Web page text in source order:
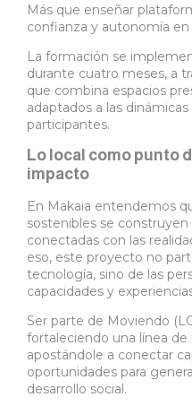
Más que enseñar
confianza y autonomía
La formación se
durante cuatro meses, a
que combina espacios
adaptados a las
participantes.
Lo local como punto
impacto
En Makaia entendemos
sostenibles se
conectadas con las
eso, este proyecto no
tecnología, sino de las
capacidades y
Ser parte de Moviendo
fortaleciendo una línea
apostándole a conectar
oportunidades para
desarrollo social.